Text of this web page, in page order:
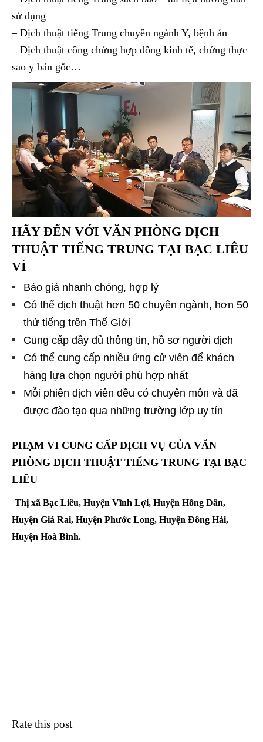
sử dụng
– Dịch thuật tiếng Trung chuyên ngành Y, bệnh án
– Dịch thuật công chứng hợp đồng kinh tế, chứng thực
sao y bản gốc…
HÃY ĐẾN VỚI VĂN PHÒNG DỊCH
THUẬT TIẾNG TRUNG TẠI BẠC LIÊU
VÌ
Báo giá nhanh chóng, hợp lý
Có thể dịch thuật hơn 50 chuyên ngành, hơn 50
thứ tiếng trên Thế Giới
Cung cấp đầy đủ thông tin, hồ sơ người dịch
Có thể cung cấp nhiều ứng cử viên để khách
hàng lựa chọn người phù hợp nhất
Mỗi phiên dịch viên đều có chuyên môn và đã
được đào tạo qua những trường lớp uy tín
PHẠM VI CUNG CẤP DỊCH VỤ CỦA VĂN
PHÒNG DỊCH THUẬT TIẾNG TRUNG TẠI BẠC
LIÊU
Thị xã Bạc Liêu, Huyện Vĩnh Lợi, Huyện Hồng Dân,
Huyện Giá Rai, Huyện Phước Long, Huyện Đông Hải,
Huyện Hoà Bình.
Rate this post